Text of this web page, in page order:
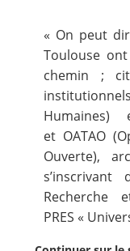
Nous suivre
« On peut
Toulouse
chemin ;
et OATAO
Ouverte),
Recherche
PRES «